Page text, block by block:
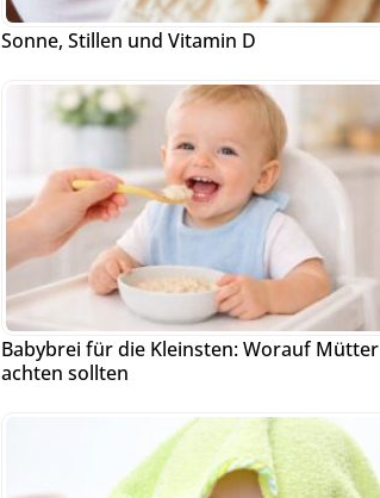
Sonne, Stillen und Vitamin D
Babybrei für die Kleinsten: Worauf Mütter
achten sollten